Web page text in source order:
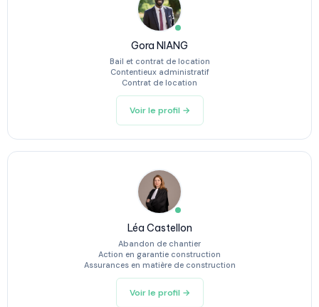
Gora NIANG
Bail et contrat de location
Contentieux administratif
Contrat de location
Voir le profil →
Léa Castellon
Abandon de chantier
Action en garantie construction
Assurances en matière de construction
Voir le profil →